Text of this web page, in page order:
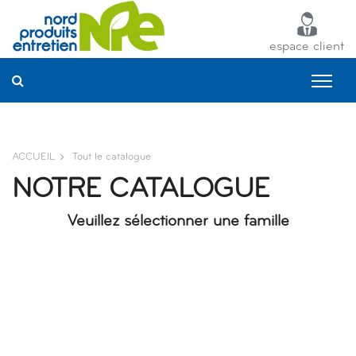
espace client
ACCUEIL Tout le catalogue
NOTRE CATALOGUE
Veuillez sélectionner une famille
Panneau de gestion des cookies